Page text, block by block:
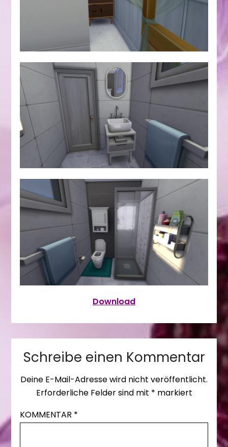
Download
Schreibe einen Kommentar
Deine E-Mail-Adresse wird nicht veröffentlicht.
Erforderliche Felder sind mit * markiert
KOMMENTAR *